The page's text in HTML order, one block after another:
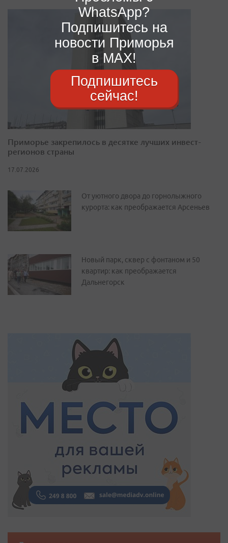
Приморье закрепилось в десятке лучших инвест-
регионов страны
17.07.2026
От уютного двора до горнолыжного
курорта: как преображается Арсеньев
Новый парк, сквер с фонтаном и 50
квартир: как преображается
Дальнегорск
WhatsApp?
Подпишитесь на
новости Приморья
в MAX!
Подпишитесь
сейчас!